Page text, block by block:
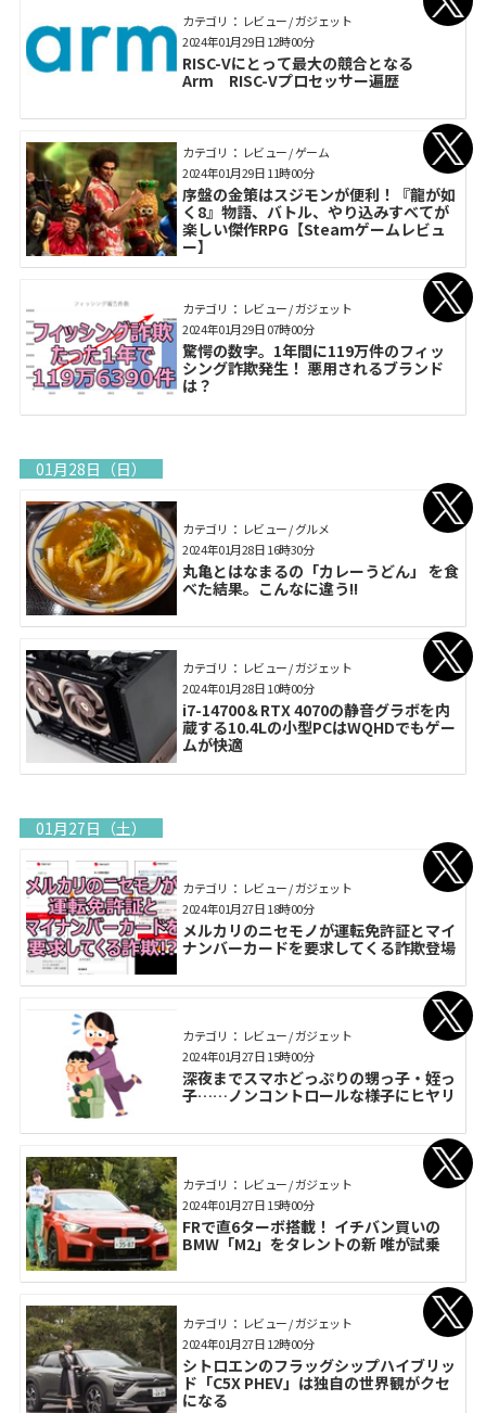
カテゴリ： レビュー / ガジェット
RISC-Vにとって最大の競合となる
Arm RISC-Vプロセッサー遍歴
2024年01月29日 12時00分
カテゴリ： レビュー / ゲーム
序盤の金策はスジモンが便利！『龍が如
く8』物語、バトル、やり込みすべてが
楽しい傑作RPG【Steamゲームレビュ
ー】
2024年01月29日 11時00分
カテゴリ： レビュー / ガジェット
驚愕の数字。1年間に119万件のフィッ
シング詐欺発生！ 悪用されるブランド
は？
2024年01月29日 07時00分
01月28日（日）
カテゴリ： レビュー / グルメ
丸亀とはなまるの「カレーうどん」 を食
べた結果。こんなに違う!!
2024年01月28日 16時30分
カテゴリ： レビュー / ガジェット
i7-14700＆RTX 4070の静音グラボを内
蔵する10.4Lの小型PCはWQHDでもゲー
ムが快適
2024年01月28日 10時00分
01月27日（土）
カテゴリ： レビュー / ガジェット
メルカリのニセモノが運転免許証とマイ
ナンバーカードを要求してくる詐欺登場
2024年01月27日 18時00分
カテゴリ： レビュー / ガジェット
深夜までスマホどっぷりの甥っ子・姪っ
子……ノンコントロールな様子にヒヤリ
2024年01月27日 15時00分
カテゴリ： レビュー / ガジェット
FRで直6ターボ搭載！ イチバン買いの
BMW「M2」をタレントの新 唯が試乗
2024年01月27日 15時00分
カテゴリ： レビュー / ガジェット
シトロエンのフラッグシップハイブリッ
ド「C5X PHEV」は独自の世界観がクセ
になる
2024年01月27日 12時00分